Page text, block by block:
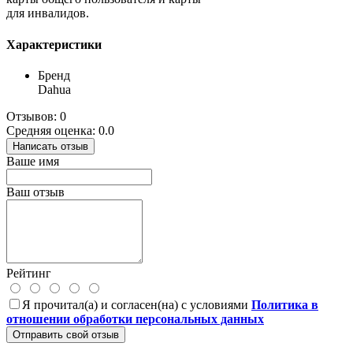
для инвалидов.
Характеристики
Бренд
Dahua
Отзывов: 0
Средняя оценка: 0.0
Написать отзыв
Ваше имя
Ваш отзыв
Рейтинг
Я прочитал(а) и согласен(на) с условиями Политика в
отношении обработки персональных данных
Отправить свой отзыв